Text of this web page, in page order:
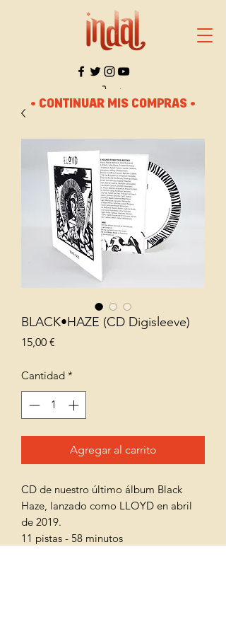
• CONTINUAR MIS COMPRAS •
BLACK•HAZE (CD Digisleeve)
15,00 €
Cantidad *
Agregar al carrito
CD de nuestro último álbum Black
Haze, lanzado como LLOYD en abril
de 2019.
11 pistas - 58 minutos